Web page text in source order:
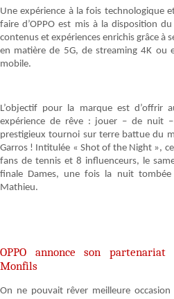
Une expérience à la fois technologique
faire d’OPPO est mis à la disposition
contenus et expériences enrichis grâce à
en matière de 5G, de streaming 4K ou
mobile.
L’objectif pour la marque est d’offrir
expérience de rêve : jouer – de nuit
prestigieux tournoi sur terre battue du
Garros ! Intitulée « Shot of the Night »,
fans de tennis et 8 influenceurs, le
finale Dames, une fois la nuit
Mathieu.
OPPO annonce son
Monfils
On ne pouvait rêver meilleure